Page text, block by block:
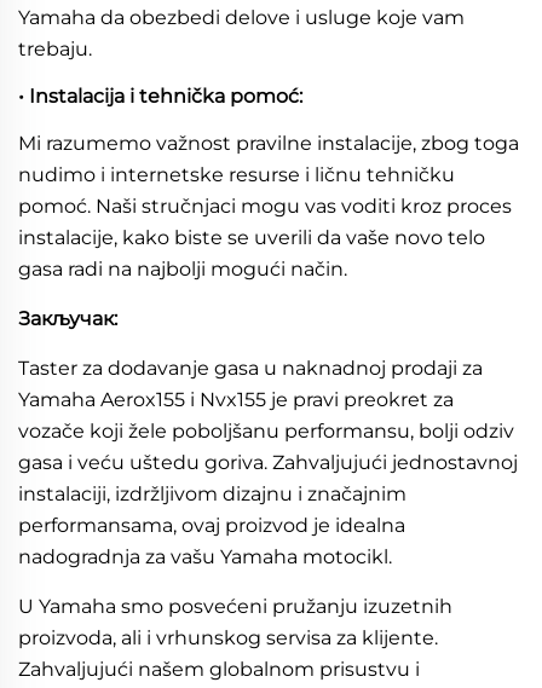
Yamaha da obezbedi delove i usluge koje vam
trebaju.
• Instalacija i tehnička pomoć:
Mi razumemo važnost pravilne instalacije, zbog toga
nudimo i internetske resurse i ličnu tehničku
pomoć. Naši stručnjaci mogu vas voditi kroz proces
instalacije, kako biste se uverili da vaše novo telo
gasa radi na najbolji mogući način.
Закључак:
Taster za dodavanje gasa u naknadnoj prodaji za
Yamaha Aerox155 i Nvx155 je pravi preokret za
vozače koji žele poboljšanu performansu, bolji odziv
gasa i veću uštedu goriva. Zahvaljujući jednostavnoj
instalaciji, izdržljivom dizajnu i značajnim
performansama, ovaj proizvod je idealna
nadogradnja za vašu Yamaha motocikl.
U Yamaha smo posvećeni pružanju izuzetnih
proizvoda, ali i vrhunskog servisa za klijente.
Zahvaljujući našem globalnom prisustvu i